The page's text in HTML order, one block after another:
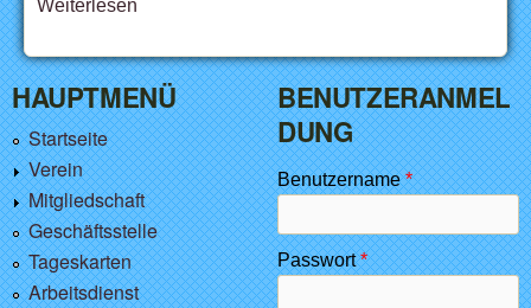
Weiterlesen
HAUPTMENÜ
Startseite
Verein
Mitgliedschaft
Geschäftsstelle
Tageskarten
Arbeitsdienst
BENUTZERANMEL
DUNG
Benutzername*
Passwort*